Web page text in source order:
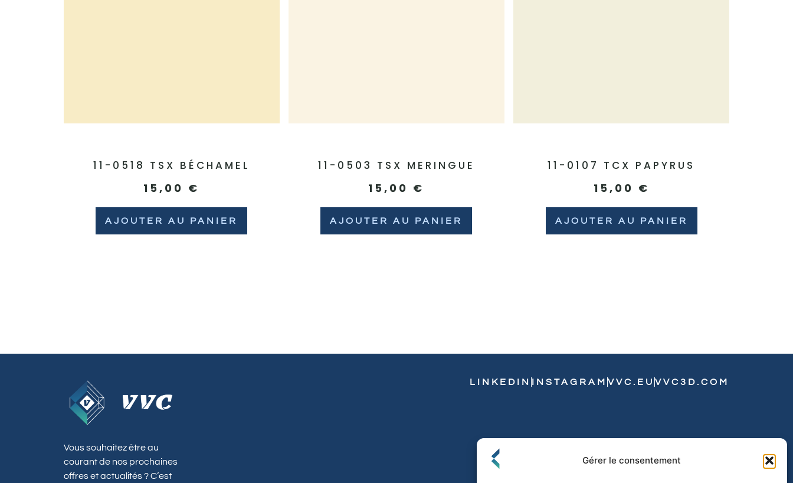
Gérer le consentement
11-0518 TSX BÉCHAMEL
15,00 €
AJOUTER AU PANIER
11-0503 TSX MERINGUE
15,00 €
AJOUTER AU PANIER
11-0107 TCX PAPYRUS
15,00 €
AJOUTER AU PANIER
Vous souhaitez être au
courant de nos prochaines
offres et actualités ? C’est
LINKEDIN INSTAGRAM VVC.EU VVC3D.COM